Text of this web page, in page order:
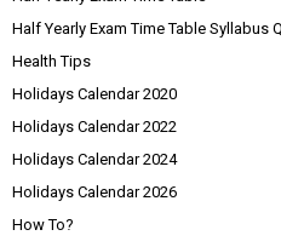
Half Yearly Exam Time Table Syllabus
Health Tips
Holidays Calendar 2020
Holidays Calendar 2022
Holidays Calendar 2024
Holidays Calendar 2026
How To?